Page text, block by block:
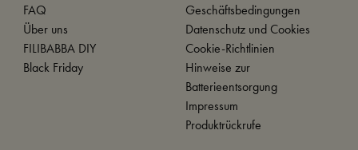
FAQ
Über uns
FILIBABBA DIY
Black Friday
Geschäftsbedingungen
Datenschutz und Cookies
Cookie-Richtlinien
Hinweise zur
Batterieentsorgung
Impressum
Produktrückrufe